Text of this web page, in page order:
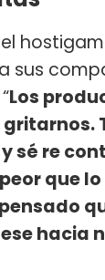
sus
Los
sé re
que lo
hacia